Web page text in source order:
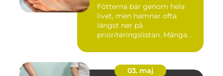
Fötterna bär genom hela
livet, men hamnar ofta
längst ner på
prioriteringslistan. Många
03. maj